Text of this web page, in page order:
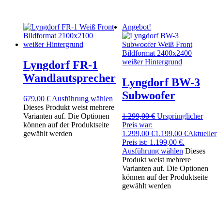
Lyngdorf FR-1
Wandlautsprecher
679,00 € Ausführung wählen
Dieses Produkt weist mehrere
Varianten auf. Die Optionen
können auf der Produktseite
gewählt werden
Angebot!
Lyngdorf BW-3
Subwoofer
1.299,00€ Ursprünglicher
Preis war:
1.299,00 €1.199,00 €Aktueller
Preis ist: 1.199,00 €.
Ausführung wählen Dieses
Produkt weist mehrere
Varianten auf. Die Optionen
können auf der Produktseite
gewählt werden